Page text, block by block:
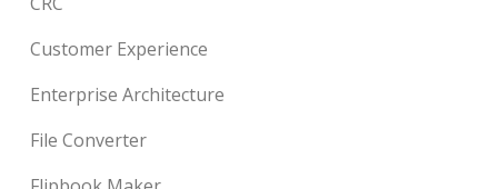
Customer Experience
Enterprise Architecture
File Converter